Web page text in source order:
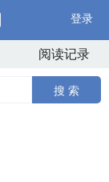
登录
阅读记录
搜 索